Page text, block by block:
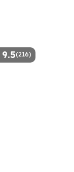
9.5(216)